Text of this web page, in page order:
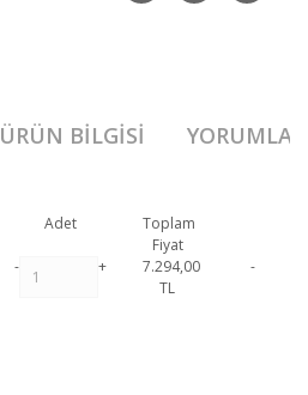
ÜRÜN BILGISI YORUMLAR
Adet
Toplam
Fiyat
- +
7.294,00
TL
-